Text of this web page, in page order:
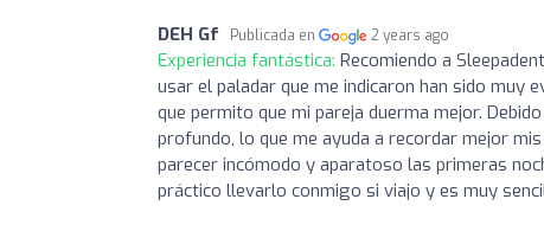
DEH Gf Publicada en 2 years ago
Experiencia fantástica: Recomiendo a
usar el paladar que me indicaron han sido muy
que permito que mi pareja duerma mejor.
profundo, lo que me ayuda a recordar mejor
parecer incómodo y aparatoso las primeras
práctico llevarlo conmigo si viajo y es muy